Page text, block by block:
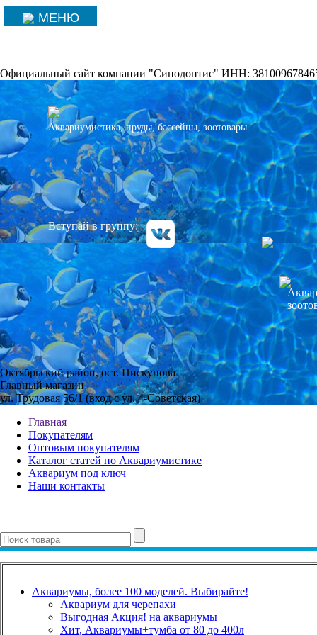
МЕНЮ
Официальный сайт компании "Синодонтис" ИНН:
Аквариумистика, пруды, бассейны, зоотовары
Вступай в группу:
Октябрьский район, ост. Пискунова
Главный магазин
ул. Трудовая 56/1 (вход с ул. 4-Советская)
Главная
Покупателям
Оптовым покупателям
Каталог статей по Аквариумистике
Аквариум под ключ
Наши контакты
Аквариумы, более 100 моделей. Выбирайте!
Аквариум для черепахи
Выгодная Акция! на аквариумы
Хит, Аквариумы+тумба от 80 до 400л